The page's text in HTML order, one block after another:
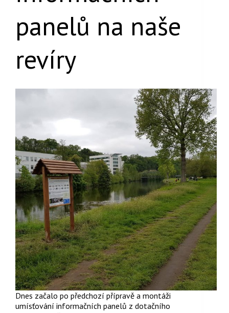
panelů na naše
revíry
Dnes začalo po předchozí přípravě a montáži
umísťování informačních panelů z dotačního